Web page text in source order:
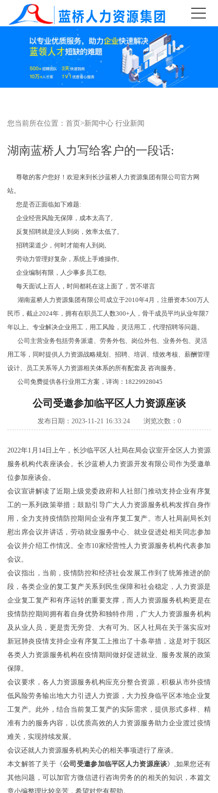
您当前所在位置： 首页>新闻中心 行业新闻
湖南蓝桥人力写给客户的一段话:
尊敬的客户您好！欢迎来到长沙蓝桥人力资源集团有限公司官方网
站。
您是否正面临如下难题:
企业经营风险无保障，成本太高了,
反复招聘就是没人到岗，效率太低了,
招聘渠道少，何时才能有人到岗,
劳动力管理好复杂，系统上手难操作,
企业编制有限，人少事多员工怨,
每天面试上百人，时间都耗在这上面了，苦不堪言
湖南蓝桥人力资源集团有限公司成立于2010年4月，注册资本500万人
民币，截止2024年，拥有在职员工人数300+人，骨干成员平均从业年限7
年以上。专业解决企业用工，用工风险，灵活用工，代理招聘等问题。
公司主营业务包括劳务派遣、劳务外包、岗位外包、业务外包、灵活
用工等，同时提供人力资源战略规划、招聘、培训、绩效考核、薪酬管理
设计、员工关系等人力资源相关体系的所有配套及 咨询服务。
公司免费提供各行业用工方案，详询：18229928045
公司受邀参加临平区人力资源座谈
发布日期：2023-11-21 16:33:24 浏览次数： 0
2022年1月14日上午，长沙临平区人社局在局会议室开全区人力资源
服务机构代表座谈会。长沙蓝桥人力资源开发有限公司作为受邀单
位参加座谈会。
会议宣讲解读了近期上级党委政府和人社部门推动支持企业有序复
工的一系列政策举措；鼓励引导广大人力资源服务机构发挥自身作
用，全力支持疫情防控期间企业有序复工复产。市人社局副局长刘
慰出席会议并讲话，劳动就业服务中心、就业促进处相关同志参加
会议并介绍工作情况。全市10家经营性人力资源服务机构代表参加
会议。
会议指出，当前，疫情防控和经济社会发展工作到了统筹推进的阶
段，各类企业的复工复产关系到民生保障和社会稳定，人力资源是
企业复工复产和有序运转的重要支撑，而人力资源服务机构更是在
疫情防控期间拥有着自身优势和独特作用，广大人力资源服务机构
及从业人员，更是责无旁贷、大有可为。区人社局在关于落实应对
新冠肺炎疫情支持企业有序复工上推出了十条举措，这是对于我区
各类人力资源服务机构在疫情期间做好促进就业、服务发展的政策
保障。
会议要求，各人力资源服务机构应充分整合资源，积极从市外疫情
低风险劳务输出地大力引进人力资源，大力投身临平区本地企业复
工复产。此外，结合当前复工复产的实际需求，提供形式多样、精
准有力的服务内容，以优质高效的人力资源服务助力企业渡过疫情
难关，实现持续发展。
会议还就人力资源服务机构关心的相关事项进行了座谈。
本文解答了关于《公司受邀参加临平区人力资源座谈》,如果您还有
其他问题，可以加官方微信进行咨询劳务的的相关的知识，本篇文
章小编整理比较辛苦，希望对您有帮助。